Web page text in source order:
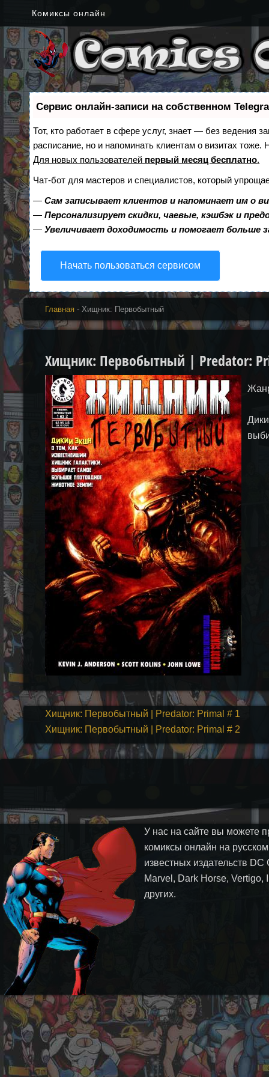
Комиксы онлайн
Сервис онлайн-записи на собственном
Тот, кто работает в сфере услуг, знает — без ведения
расписание, но и напоминать клиентам о визитах
Для новых пользователей первый месяц бесплатно.
Чат-бот для мастеров и специалистов, который
—Сам записывает клиентов и напоминает им о
—Персонализирует скидки, чаевые, кэшбэк и
—Увеличивает доходимость и помогает больше
Начать пользоваться сервисом
Главная - Хищник: Первобытный
Хищник: Первобытный | Predator:
Хищник: Первобытный | Predator: Primal # 1
Хищник: Первобытный | Predator: Primal # 2
У нас на сайте вы можете
комиксы онлайн на
известных издательств DC
Marvel, Dark Horse, Vertigo,
других.